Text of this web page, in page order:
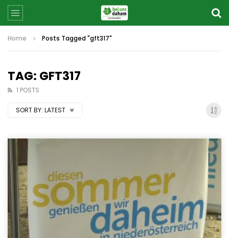
Home Posts Tagged "gft317"
TAG: GFT317
1 POSTS
SORT BY: LATEST